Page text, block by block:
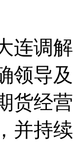
连调
领导
货经
并持